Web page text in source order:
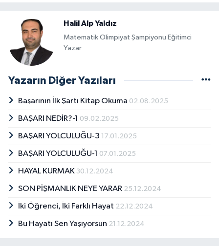
Halil Alp Yaldız
Matematik Olimpiyat Şampiyonu Eğitimci
Yazar
Yazarın Diğer Yazıları
Başarının İlk Şartı Kitap Okuma 02.08.2025
BAŞARI NEDİR?-1 09.02.2025
BAŞARI YOLCULUĞU-3 17.01.2025
BAŞARI YOLCULUĞU-1 07.01.2025
HAYAL KURMAK 30.12.2024
SON PİŞMANLIK NEYE YARAR 25.12.2024
İki Öğrenci, İki Farklı Hayat 22.12.2024
Bu Hayatı Sen Yaşıyorsun 21.12.2024